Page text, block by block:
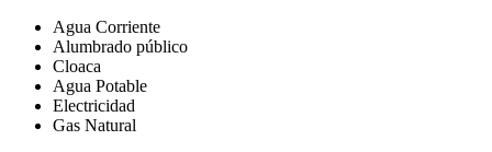
Agua Corriente
Alumbrado público
Cloaca
Agua Potable
Electricidad
Gas Natural